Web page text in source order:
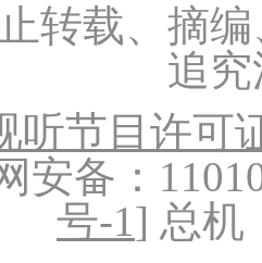
转载、摘
追
听节目许可
安备：
号-1] 总机